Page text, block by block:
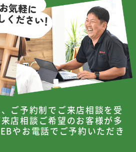
ご予約制でご来店相談を受
店相談ご希望のお客様が多
やお電話でご予約いただき